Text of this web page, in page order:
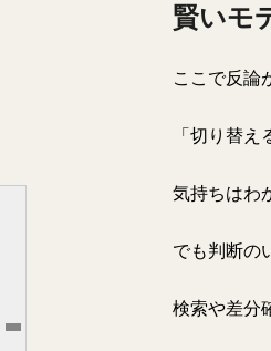
Article outline
賢いモデル一択じゃダメなのか？
賢いモ
ここで反論
「切り替
気持ちはわ
でも判断の
検索や差分